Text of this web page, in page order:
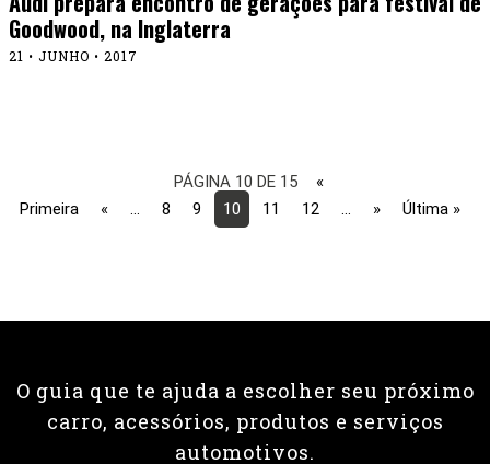
Goodwood, na Inglaterra
21 • JUNHO • 2017
PÁGINA 10 DE 15
«
Primeira
« 8 9 10 11 12 » Última »
O guia que te ajuda a escolher seu próximo
carro, acessórios, produtos e serviços
automotivos.